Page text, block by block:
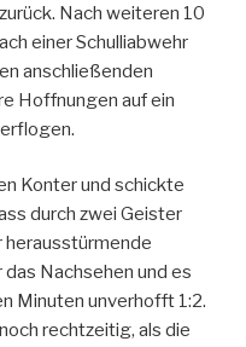
Nach weiteren 10
einer Schulliabwehr
anschließenden
Hoffnungen auf ein
Konter und schickte
durch zwei Geister
herausstürmende
Nachsehen und es
Minuten unverhofft 1:2.
rechtzeitig, als die